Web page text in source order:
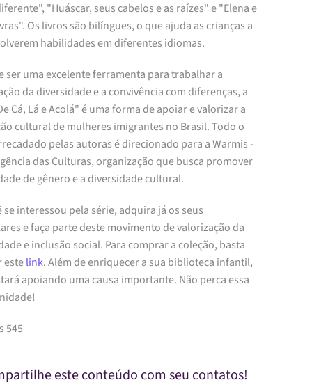
"Huáscar, seus cabelos e as raízes" e "Elena e
Os livros são bilíngues, o que ajuda as crianças a
habilidades em diferentes idiomas.
ser uma excelente ferramenta para trabalhar a
da diversidade e a convivência com diferenças, a
Cá, Lá e Acolá" é uma forma de apoiar e valorizar a
cultural de mulheres imigrantes no Brasil. Todo o
pelas autoras é direcionado para a Warmis -
das Culturas, organização que busca promover
de gênero e a diversidade cultural.
se interessou pela série, adquira já os seus
e faça parte deste movimento de valorização da
e inclusão social. Para comprar a coleção, basta
estelink. Além de enriquecer a sua biblioteca infantil,
apoiando uma causa importante. Não perca essa
545
este conteúdo com seu contatos!